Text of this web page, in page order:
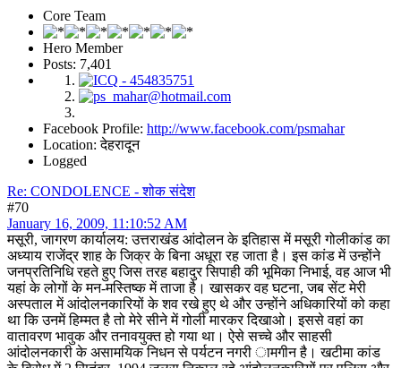
Core Team
Hero Member
Posts: 7,401
Facebook Profile: http://www.facebook.com/psmahar
Location: देहरादून
Logged
Re: CONDOLENCE - शोक संदेश
#70
January 16, 2009, 11:10:52 AM
मसूरी, जागरण कार्यालय: उत्तराखंड आंदोलन के इतिहास में मसूरी गोलीकांड का
अध्याय राजेंद्र शाह के जिक्र के बिना अधूरा रह जाता है। इस कांड में उन्होंने
जनप्रतिनिधि रहते हुए जिस तरह बहादुर सिपाही की भूमिका निभाई, वह आज भी
यहां के लोगों के मन-मस्तिष्क में ताजा है। खासकर वह घटना, जब सेंट मेरी
अस्पताल में आंदोलनकारियों के शव रखे हुए थे और उन्होंने अधिकारियों को कहा
था कि उनमें हिम्मत है तो मेरे सीने में गोली मारकर दिखाओ। इससे वहां का
वातावरण भावुक और तनावयुक्त हो गया था। ऐसे सच्चे और साहसी
आंदोलनकारी के असामयिक निधन से पर्यटन नगरी ामगीन है। खटीमा कांड